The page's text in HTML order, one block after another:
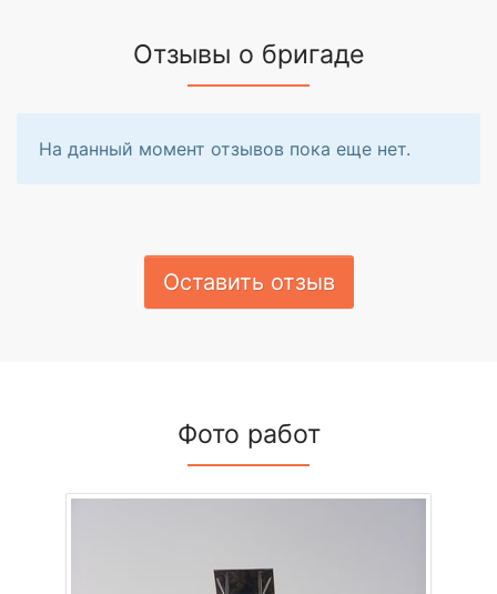
Отзывы о бригаде
На данный момент отзывов пока еще нет.
Оставить отзыв
Фото работ